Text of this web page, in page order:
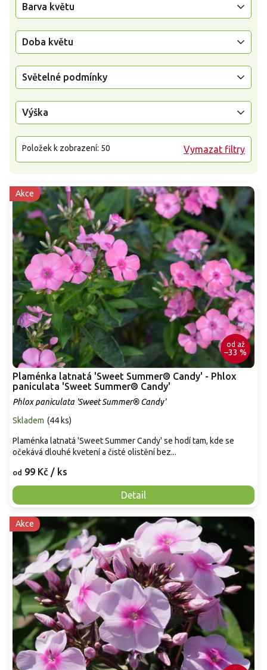
Barva květu
Doba květu
Světelné podmínky
Výška
Vymazat filtry
Položek k zobrazení: 50
Akce
od až
–33 %
Plaménka latnatá 'Sweet Summer® Candy' - Phlox
paniculata 'Sweet Summer® Candy'
Phlox paniculata 'Sweet Summer® Candy'
Skladem (44 ks)
od 99 Kč / ks
Detail
Plaménka latnatá 'Sweet Summer Candy' se hodí tam, kde se
očekává dlouhé kvetení a čisté olistění bez...
Akce